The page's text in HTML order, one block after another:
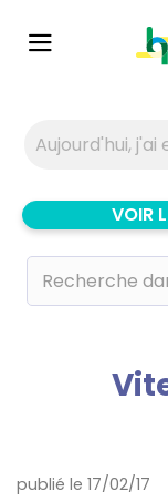
VOIR
publié le 17/02/17